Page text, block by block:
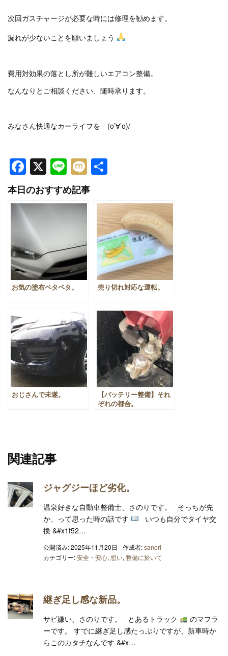
次回ガスチャージが必要な時には修理を勧めます。
漏れが少ないことを願いましょう
費用対効果の落とし所が難しいエアコン整備。
なんなりとご相談ください、随時承ります。
みなさん快適なカーライフを (o’∀’o)/
Facebook
X LineMixi
本日のおすすめ記事
お気の塗布ペタペタ。 売り切れ対応な運転。
おじさんで未遂。
【バッテリー整備】それ
ぞれの都合。
関連記事
ジャグジーほど劣化。
温泉好きな自動車整備士、さのりです。 そっちが先
か、って思った時の話です
いつも自分でタイヤ交
換 &#x1f52…
公開済み: 2025年11月20日 作成者:sanori
カテゴリー:安全・安心, 想い, 整備に於いて
継ぎ足し感な新品。
サビ嫌い、さのりです。 とあるトラック
のマフラ
ーです。 すでに継ぎ足し感たっぷりですが、新車時か
らこのカタチなんです &#x…